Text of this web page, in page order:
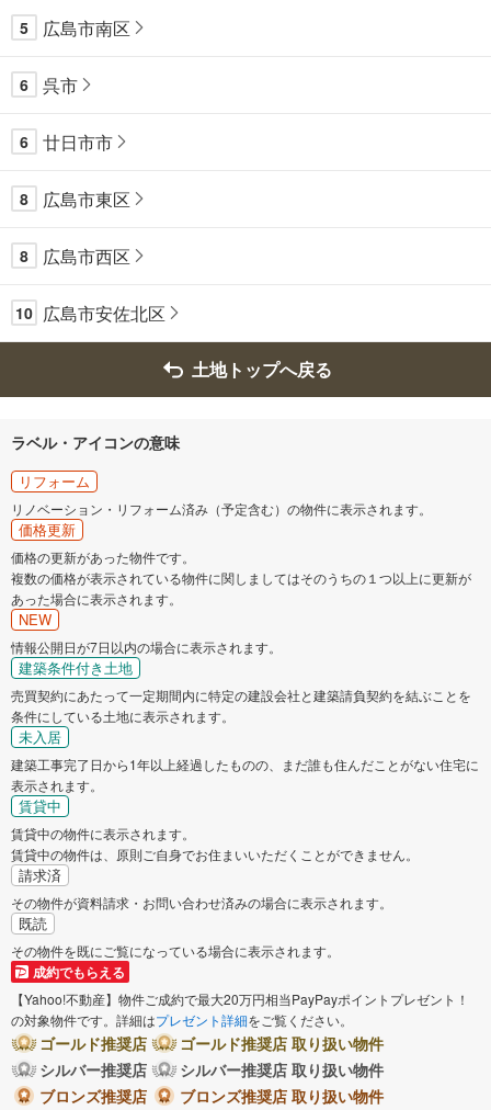
5 広島市南区
6 呉市
6 廿日市市
8 広島市東区
8 広島市西区
10 広島市安佐北区
土地トップへ戻る
ラベル・アイコンの意味
リフォーム
リノベーション・リフォーム済み（予定含む）の物件に表示されます。
価格更新
価格の更新があった物件です。
複数の価格が表示されている物件に関しましてはそのうちの１つ以上に更新が
あった場合に表示されます。
NEW
情報公開日が7日以内の場合に表示されます。
建築条件付き土地
売買契約にあたって一定期間内に特定の建設会社と建築請負契約を結ぶことを
条件にしている土地に表示されます。
未入居
建築工事完了日から1年以上経過したものの、まだ誰も住んだことがない住宅に
表示されます。
賃貸中
賃貸中の物件に表示されます。
賃貸中の物件は、原則ご自身でお住まいいただくことができません。
請求済
その物件が資料請求・お問い合わせ済みの場合に表示されます。
既読
その物件を既にご覧になっている場合に表示されます。
成約でもらえる
【Yahoo!不動産】物件ご成約で最大20万円相当PayPayポイントプレゼント！
の対象物件です。詳細はプレゼント詳細をご覧ください。
ゴールド推奨店
ゴールド推奨店 取り扱い物件
シルバー推奨店
シルバー推奨店 取り扱い物件
ブロンズ推奨店
ブロンズ推奨店 取り扱い物件